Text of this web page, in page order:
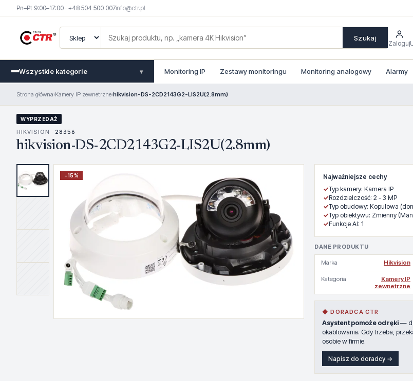
Pn–Pt 9:00–17:00 · +48 504 500 007info@ctr.pl
Szukaj
Zaloguj
Wszystkie kategorie ▾ Monitoring IP Zestawy monitoringu Monitoring analogowy Alarmy
Strona główna›Kamery IP zewnetrzne›hikvision-DS-2CD2143G2-LIS2U(2.8mm)
WYPRZEDAŻ
HIKVISION · 28356
hikvision-DS-2CD2143G2-LIS2U(2.8mm)
−15%
Najważniejsze cechy
✓Typ kamery: Kamera IP
✓Rozdzielczość: 2 - 3 MP
✓Typ obudowy: Kopulowa
✓Typ obiektywu: Zmienny
✓Funkcje AI: 1
DANE PRODUKTU
Marka Hikvision
Kategoria
Kamery IP
zewnetrzne
◆ DORADCA CTR
Asystent pomoże od ręki —
okablowania. Gdy trzeba,
osobie w firmie.
Napisz do doradcy →